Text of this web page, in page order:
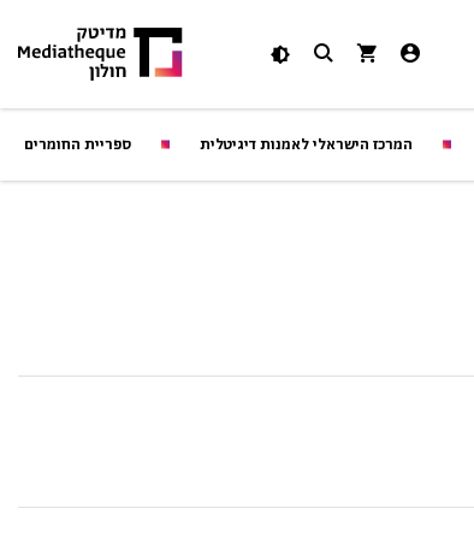
המרכז הישראלי לאמנות דיגיטלית ספריית החומרים